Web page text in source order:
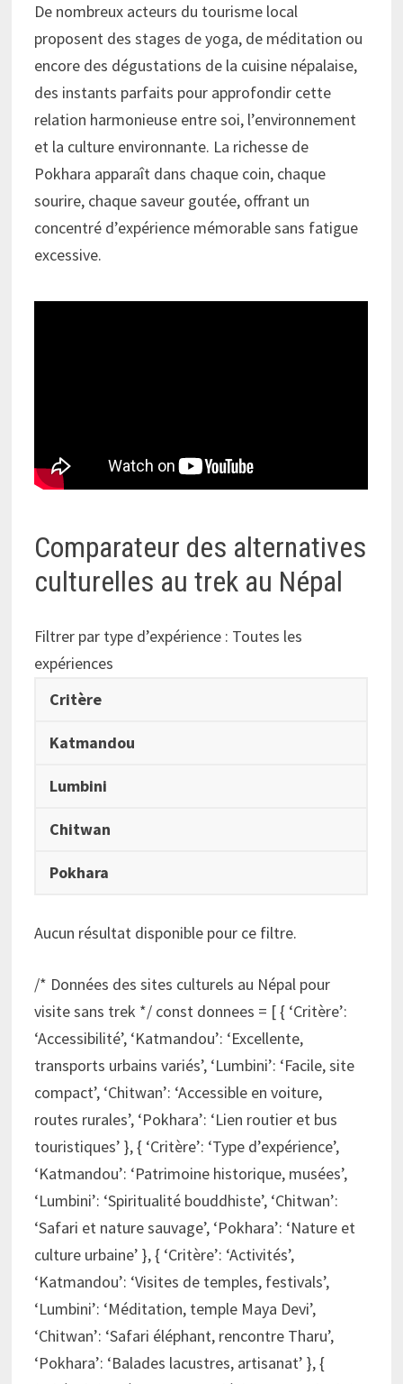
De nombreux acteurs du tourisme local
proposent des stages de yoga, de méditation ou
encore des dégustations de la cuisine népalaise,
des instants parfaits pour approfondir cette
relation harmonieuse entre soi, l’environnement
et la culture environnante. La richesse de
Pokhara apparaît dans chaque coin, chaque
sourire, chaque saveur goutée, offrant un
concentré d’expérience mémorable sans fatigue
excessive.
Comparateur des alternatives
culturelles au trek au Népal
Filtrer par type d’expérience : Toutes les
expériences
Critère
Katmandou
Lumbini
Chitwan
Pokhara
Aucun résultat disponible pour ce filtre.
/* Données des sites culturels au Népal pour
visite sans trek */ const donnees = [ { ‘Critère’:
‘Accessibilité’, ‘Katmandou’: ‘Excellente,
transports urbains variés’, ‘Lumbini’: ‘Facile, site
compact’, ‘Chitwan’: ‘Accessible en voiture,
routes rurales’, ‘Pokhara’: ‘Lien routier et bus
touristiques’ }, { ‘Critère’: ‘Type d’expérience’,
‘Katmandou’: ‘Patrimoine historique, musées’,
‘Lumbini’: ‘Spiritualité bouddhiste’, ‘Chitwan’:
‘Safari et nature sauvage’, ‘Pokhara’: ‘Nature et
culture urbaine’ }, { ‘Critère’: ‘Activités’,
‘Katmandou’: ‘Visites de temples, festivals’,
‘Lumbini’: ‘Méditation, temple Maya Devi’,
‘Chitwan’: ‘Safari éléphant, rencontre Tharu’,
‘Pokhara’: ‘Balades lacustres, artisanat’ }, {